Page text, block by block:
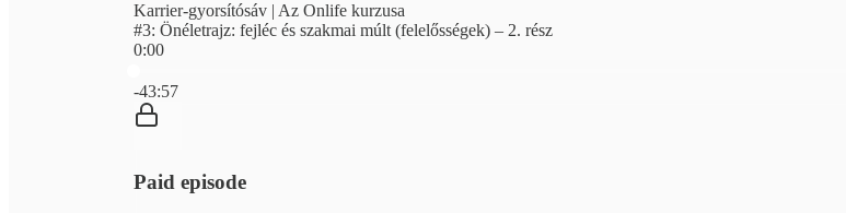
Karrier-gyorsítósáv | Az Onlife kurzusa
#3: Önéletrajz: fejléc és szakmai múlt (felelősségek) – 2. rész
0:00
-43:57
Paid episode